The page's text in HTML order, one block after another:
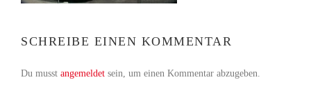
SCHREIBE EINEN KOMMENTAR
Du musst angemeldet sein, um einen Kommentar abzugeben.